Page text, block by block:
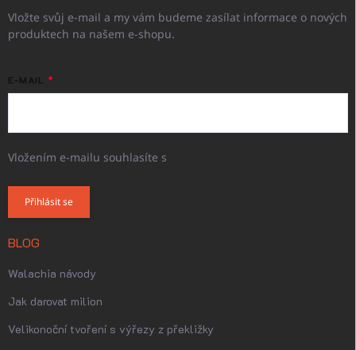
Vložte svůj e-mail a my vám budeme zasílat informace o nových
produktech na našem e-shopu.
E-MAIL
Vložením e-mailu souhlasíte s
Přihlásit se
BLOG
Walachia návody
Jak darovat milion
Velikonoční tvoření s výřezy z překližky